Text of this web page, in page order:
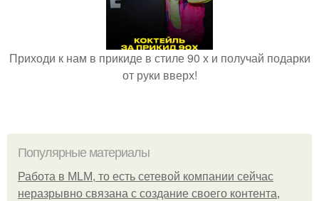
Приходи к нам в прикиде в стиле 90 х и получай подарки
от руки вверх!
Популярные материалы
Работа в MLM, то есть сетевой компании сейчас
неразрывно связана с создание своего контента,